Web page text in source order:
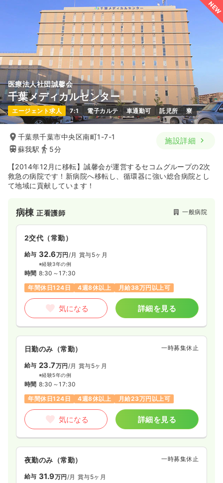
/年
※経験3年の例
8:45～17:45（休憩60分）
日祝休み
年間休日121日
4週8休以上
年収400万円以上可
気になる 詳細を見る
日勤のみ（パート） 一時募集休止
給与 お問い合わせください
時間 8:45～17:45 （休憩60分）
日祝休み
気になる 詳細を見る
日勤のみ（常勤） 一時募集休止
給与 24.2 万円〜
※経験5年の例
8:45～17:45
日祝休み
年間休日121日
月給26万円以上可
気になる 詳細を見る
訪問看護 一般病院
日勤のみ（常勤）
給与 37.5万円〜/月
時間 8:45～17:45 （休憩60分）
日祝休み
年間休日121日
オンコールあり
担当業務未経験可
ブランク可
第二新卒可
気になる 詳細を見る
NEW
医療法人社団誠馨会
千葉メディカルセンター
エージェント求人 7:1 電子カルテ 車通勤可 託児所 寮
千葉県千葉市中央区南町1-7-1
蘇我駅
5分
施設詳細
【2014年12月に移転】誠馨会が運営するセコムグループの2次
救急の病院です！新病院へ移転し、循環器に強い総合病院とし
て地域に貢献しています！
病棟正看護師 一般病院
2交代（常勤）
給与 32.6万円 /月 賞与5ヶ月
※経験3年の例
時間 8:30～17:30
年間休日124日
4週8休以上 月給38万円以上可
気になる 詳細を見る
日勤のみ（常勤） 一時募集休止
給与 23.7万円/月 賞与5ヶ月
※経験5年の例
時間 8:30～17:30
年間休日124日
4週8休以上 月給23万円以上可
気になる 詳細を見る
夜勤のみ（常勤） 一時募集休止
給与 31.9万円/月 賞与5ヶ月